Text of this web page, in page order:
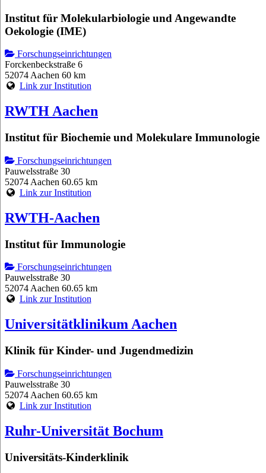
Institut für Molekularbiologie und Angewandte
Oekologie (IME)
Forschungseinrichtungen
Forckenbeckstraße 6
52074 Aachen 60 km
Link zur Institution
RWTH Aachen
Institut für Biochemie und Molekulare Immunologie
Forschungseinrichtungen
Pauwelsstraße 30
52074 Aachen 60.65 km
Link zur Institution
RWTH-Aachen
Institut für Immunologie
Forschungseinrichtungen
Pauwelsstraße 30
52074 Aachen 60.65 km
Link zur Institution
Universitätklinikum Aachen
Klinik für Kinder- und Jugendmedizin
Forschungseinrichtungen
Pauwelsstraße 30
52074 Aachen 60.65 km
Link zur Institution
Ruhr-Universität Bochum
Universitäts-Kinderklinik